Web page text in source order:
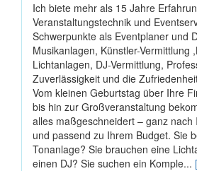
Ich biete mehr als 15 Jahre
Veranstaltungstechnik und
Schwerpunkte als Eventplaner und
Musikanlagen, Künstler-Vermittlung
Lichtanlagen, DJ-Vermittlung,
Zuverlässigkeit und die
Vom kleinen Geburtstag über Ihre
bis hin zur Großveranstaltung
alles maßgeschneidert – ganz nach
und passend zu Ihrem Budget. Sie
Tonanlage? Sie brauchen eine
einen DJ? Sie suchen ein Komple...